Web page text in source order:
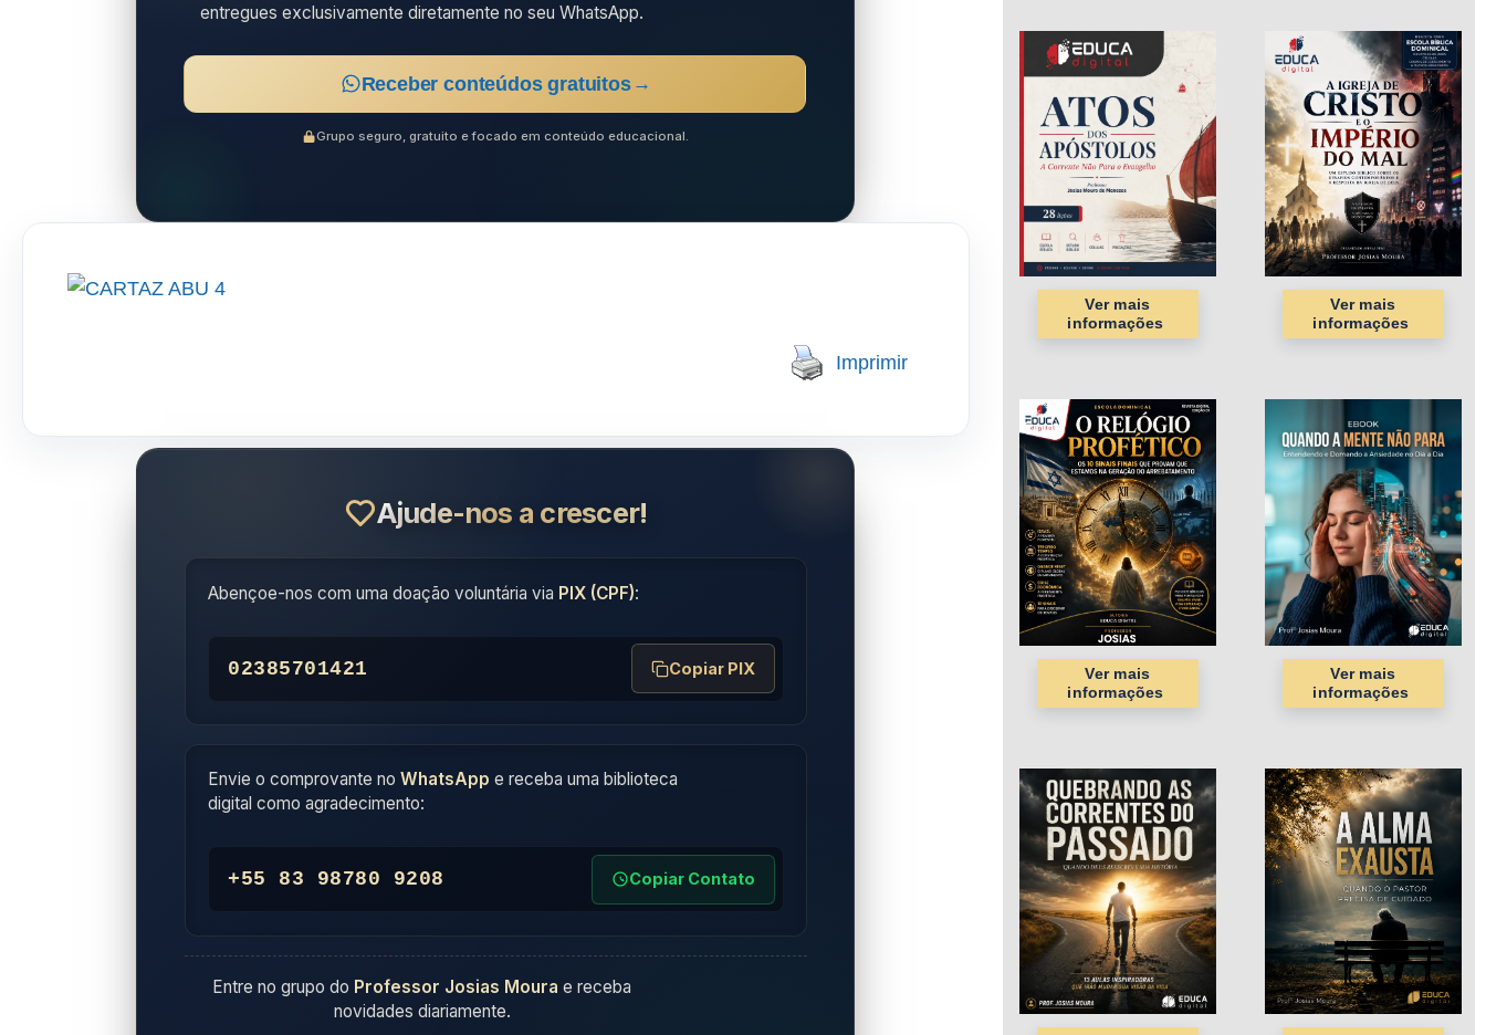
entregues exclusivamente diretamente no seu WhatsApp.
Receber conteúdos gratuitos →
Grupo seguro, gratuito e focado em conteúdo educacional.
Imprimir
Ajude-nos a crescer!
Abençoe-nos com uma doação voluntária via PIX (CPF):
02385701421 Copiar PIX
Envie o comprovante noWhatsApp e receba uma biblioteca
digital como agradecimento:
+55 83 98780 9208 Copiar Contato
Entre no grupo do Professor Josias Moura e receba
novidades diariamente.